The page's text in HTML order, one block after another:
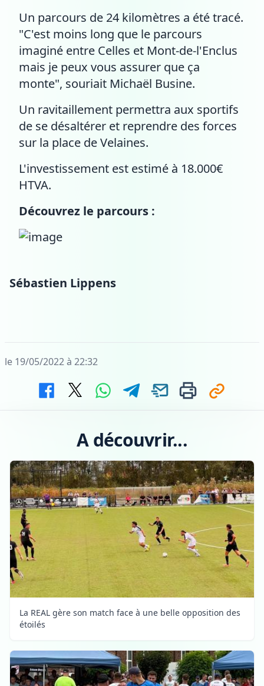
Un parcours de 24 kilomètres a été tracé.
"C'est moins long que le parcours
imaginé entre Celles et Mont-de-l'Enclus
mais je peux vous assurer que ça
monte", souriait Michaël Busine.
Un ravitaillement permettra aux sportifs
de se désaltérer et reprendre des forces
sur la place de Velaines.
L'investissement est estimé à 18.000€
HTVA.
Découvrez le parcours :
Sébastien Lippens
le 19/05/2022 à 22:32
A découvrir...
La REAL gère son match face à une belle opposition des
étoilés